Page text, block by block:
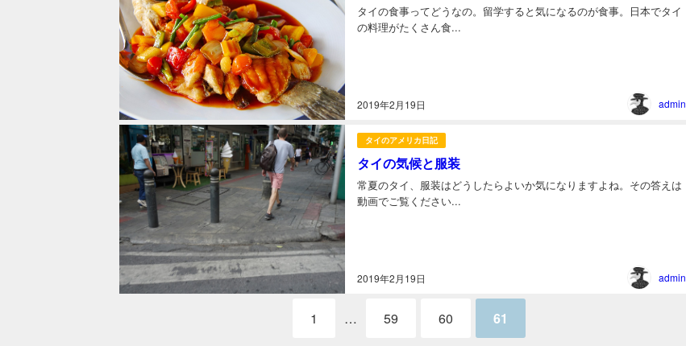
2019年2月19日
タイの食事ってどうなの。留学すると気になるのが食事。日本でタイ
の料理がたくさん食...
admin
タイのアメリカ日記
タイの気候と服装
2019年2月19日
常夏のタイ、服装はどうしたらよいか気になりますよね。その答えは
動画でご覧ください...
admin
1 … 59 60 61